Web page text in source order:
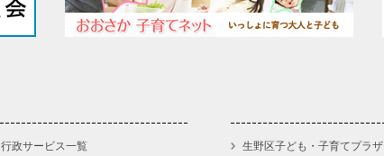
行政サービス一覧
生野区子ども・子育てプラザ